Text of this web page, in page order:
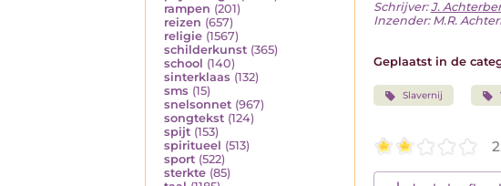
rampen (201)
reizen (657)
religie (1567)
schilderkunst (365)
school (140)
sinterklaas (132)
sms (15)
snelsonnet (967)
songtekst (124)
spijt (153)
spiritueel (513)
sport (522)
sterkte (85)
Schrijver:J.
Inzender: M.R.
Geplaatst in de
Slavernij